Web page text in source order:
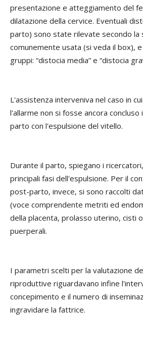
presentazione e atteggiamento del
dilatazione della cervice. Eventuali
parto) sono state rilevate secondo la
comunemente usata (si veda il box),
gruppi: “distocia media” e “distocia
L'assistenza interveniva nel caso in
l'allarme non si fosse ancora
parto con l'espulsione del vitello.
Durante il parto, spiegano i
principali fasi dell'espulsione. Per il
post-parto, invece, si sono raccolti
(voce comprendente metriti ed
della placenta, prolasso uterino, cisti
puerperali.
I parametri scelti per la valutazione
riproduttive riguardavano infine
concepimento e il numero di
ingravidare la fattrice.